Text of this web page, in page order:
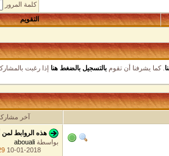
كلمة المرور
التقويم
يشرفنا أن تقومبالتسجيل بالضغط هناإذا رغبت بالمشاركة في
آخر مشاركة
هذه الروابط لمن
بواسطةabouali
10-01-2018
10:29 PM